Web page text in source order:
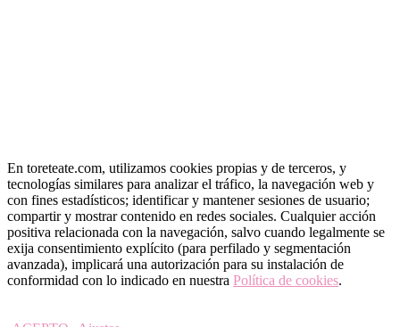
En toreteate.com, utilizamos cookies propias y de terceros, y
tecnologías similares para analizar el tráfico, la navegación web y
con fines estadísticos; identificar y mantener sesiones de usuario;
compartir y mostrar contenido en redes sociales. Cualquier acción
positiva relacionada con la navegación, salvo cuando legalmente se
exija consentimiento explícito (para perfilado y segmentación
avanzada), implicará una autorización para su instalación de
conformidad con lo indicado en nuestra Política de cookies.